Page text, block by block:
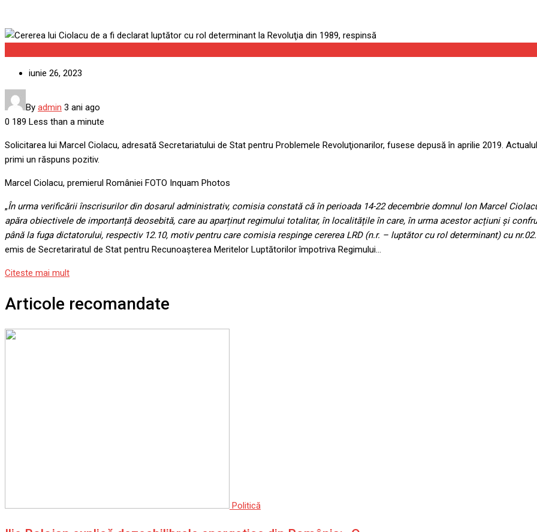
iunie 26, 2023
By admin 3 ani ago
0 189 Less than a minute
Solicitarea lui Marcel Ciolacu, adresată Secretariatului de Stat pentru Problemele Revoluţionarilor, fusese depusă în aprilie 2019.
primi un răspuns pozitiv.
Marcel Ciolacu, premierul României FOTO Inquam Photos
„În urma verificării înscrisurilor din dosarul administrativ, comisia constată că în perioada 14-22 decembrie domnul Ion Marcel
apăra obiectivele de importanță deosebită, care au aparținut regimului totalitar, în localitățile în care, în urma acestor acțiuni și
până la fuga dictatorului, respectiv 12.10, motiv pentru care comisia respinge cererea LRD (n.r. – luptător cu rol determinant) cu
emis de Secretariratul de Stat pentru Recunoașterea Meritelor Luptătorilor împotriva Regimului…
Citeste mai mult
Articole recomandate
Politică